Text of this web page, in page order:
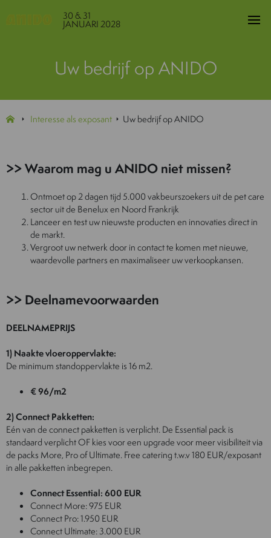
30 & 31
JANUARI 2028
Uw bedrijf op ANIDO
Interesse als exposant Uw bedrijf op ANIDO
>> Waarom mag u ANIDO niet missen?
Ontmoet op 2 dagen tijd 5.000 vakbeurszoekers uit de pet care
sector uit de Benelux en Noord Frankrijk
Lanceer en test uw nieuwste producten en innovaties direct in
de markt.
Vergroot uw netwerk door in contact te komen met nieuwe,
waardevolle partners en maximaliseer uw verkoopkansen.
>> Deelnamevoorwaarden
DEELNAMEPRIJS
1) Naakte vloeroppervlakte:
De minimum standoppervlakte is 16 m2.
€ 96/m2
2) Connect Pakketten:
Eén van de connect pakketten is verplicht. De Essential pack is
standaard verplicht OF kies voor een upgrade voor meer visibiliteit via
de packs More, Pro of Ultimate. Free catering t.w.v 180 EUR/exposant
in alle pakketten inbegrepen.
Connect Essential: 600 EUR
Connect More: 975 EUR
Connect Pro: 1.950 EUR
Connect Ultimate: 3.000 EUR